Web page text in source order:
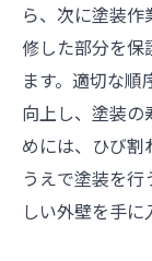
ら、次に塗装
修した部分を保
ます。適切な
向上し、塗装の
めには、ひび
うえで塗装を
しい外壁を手に